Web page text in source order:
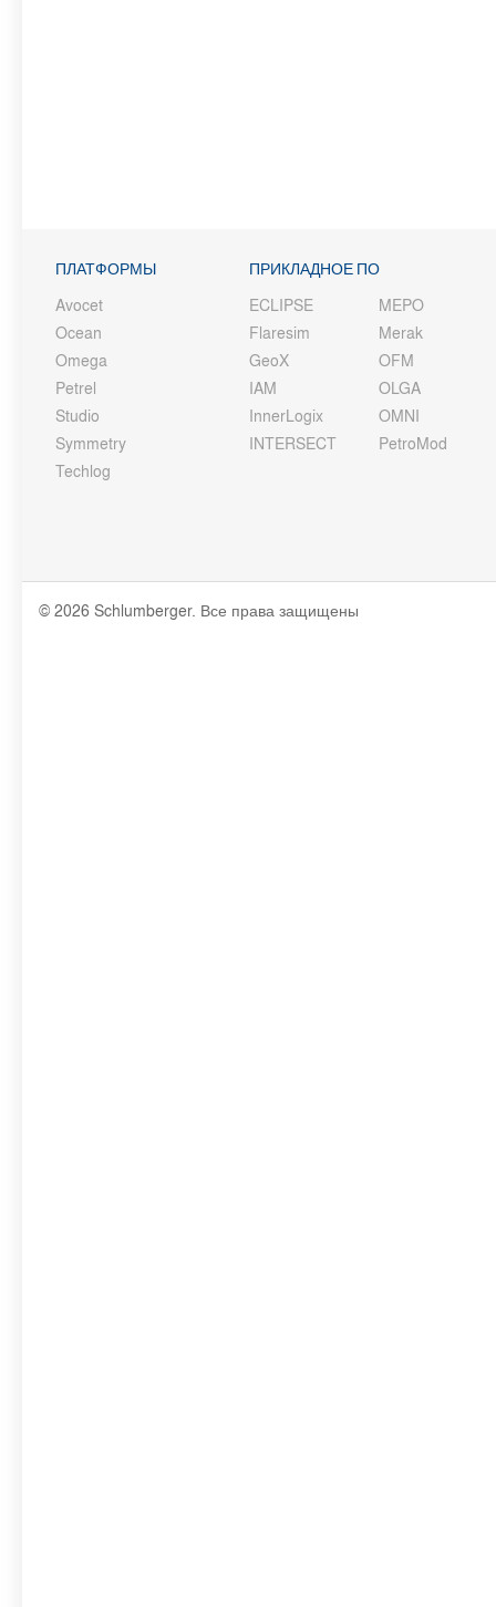
ПЛАТФОРМЫ
Avocet
Ocean
Omega
Petrel
Studio
Symmetry
Techlog
ПРИКЛАДНОЕ ПО
ECLIPSE
Flaresim
GeoX
IAM
InnerLogix
INTERSECT
MEPO
Merak
OFM
OLGA
OMNI
PetroMod
© 2026 Schlumberger. Все права защищены